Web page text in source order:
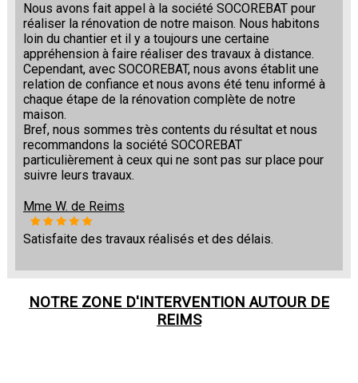
Nous avons fait appel à la société SOCOREBAT pour
réaliser la rénovation de notre maison. Nous habitons
loin du chantier et il y a toujours une certaine
appréhension à faire réaliser des travaux à distance.
Cependant, avec SOCOREBAT, nous avons établit une
relation de confiance et nous avons été tenu informé à
chaque étape de la rénovation complète de notre
maison.
Bref, nous sommes très contents du résultat et nous
recommandons la société SOCOREBAT
particulièrement à ceux qui ne sont pas sur place pour
suivre leurs travaux.
Mme W. de Reims
Satisfaite des travaux réalisés et des délais.
NOTRE ZONE D'INTERVENTION AUTOUR DE
REIMS